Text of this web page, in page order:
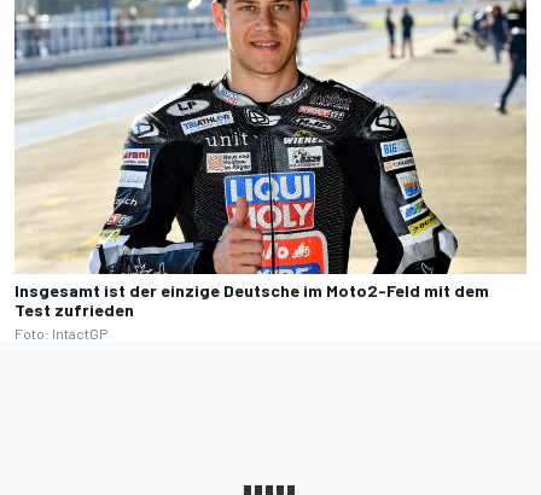
Insgesamt ist der einzige Deutsche im Moto2-Feld mit dem
Test zufrieden
Foto: IntactGP